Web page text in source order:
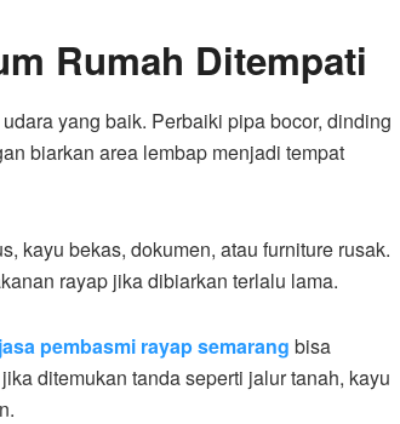
Rumah Ditempati
yang baik. Perbaiki pipa bocor, dinding
biarkan area lembap menjadi tempat
kayu bekas, dokumen, atau furniture rusak.
rayap jika dibiarkan terlalu lama.
jasa pembasmi rayap semarang bisa
ditemukan tanda seperti jalur tanah, kayu